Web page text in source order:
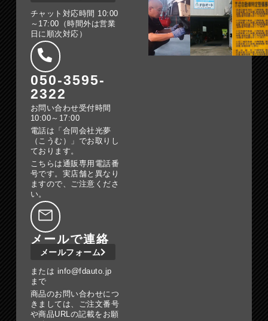
チャット対応時間 10:00
～17:00（時間外は営業
日に順次対応）
050-3595-
2322
お問い合わせ受付時間
10:00～17:00
電話は「合同会社光夢
（こうむ）」でお取りし
ております。
こちらは通販専用電話番
号です。実店舗と異なり
ますので、ご注意くださ
い。
メールで連絡
メールフォーム
または info@fdauto.jp
まで
商品のお問い合わせにつ
きましては、ご注文番号
や商品URLの記載をお願